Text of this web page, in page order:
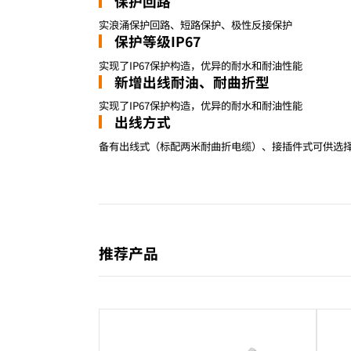
实浪涌保护回路、短路保护、极性反接保护
保护等级IP67
实现了IP67保护构造，优异的耐水和耐油性能
新增出线耐油、耐曲折型
实现了IP67保护构造，优异的耐水和耐油性能
出线方式
备有出线式（标配两米耐曲折电缆）、接插件式可供选
推荐产品